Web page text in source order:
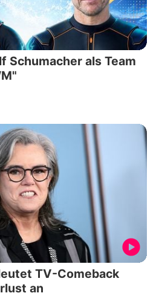
Schumacher als Team
TV-Comeback
an